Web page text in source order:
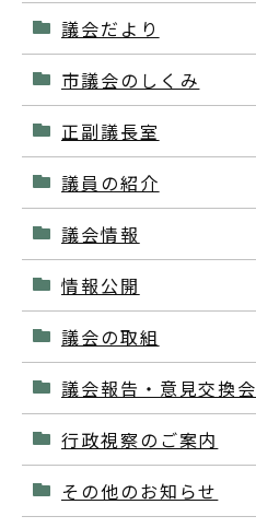
議会だより
市議会のしくみ
正副議長室
議員の紹介
議会情報
情報公開
議会の取組
議会報告・意見交換会
行政視察のご案内
その他のお知らせ